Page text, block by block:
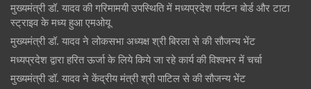
मुख्यमंत्री डॉ. यादव की गरिमामयी उपस्थिति में मध्यप्रदेश पर्यटन बोर्ड और टाटा
स्ट्राइव के मध्य हुआ एमओयू
मुख्यमंत्री डॉ. यादव ने लोकसभा अध्यक्ष श्री बिरला से की सौजन्य भेंट
मध्यप्रदेश द्वारा हरित ऊर्जा के लिये किये जा रहे कार्य की विश्वभर में चर्चा
मुख्यमंत्री डॉ. यादव ने केंद्रीय मंत्री श्री पाटिल से की सौजन्य भेंट